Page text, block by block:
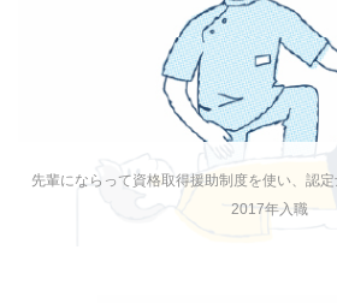
先輩にならって資格取得援助制度を使い、認定
2017年入職